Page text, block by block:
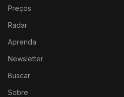
Preços
Radar
Aprenda
Newsletter
Buscar
Sobre